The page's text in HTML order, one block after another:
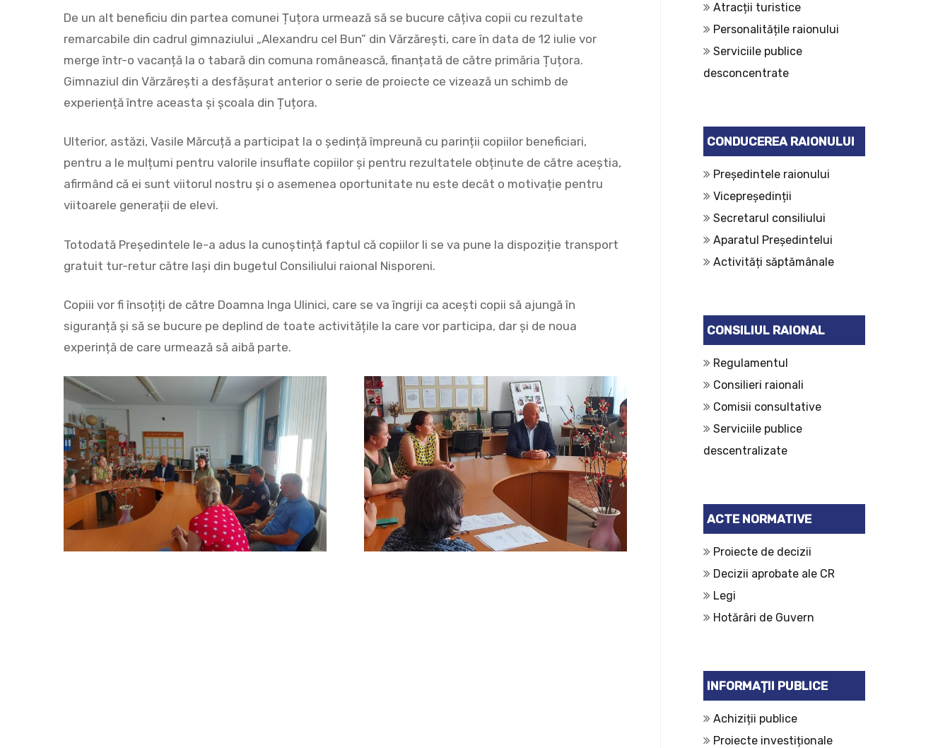
De un alt beneficiu din partea comunei Țuțora urmează să se bucure câțiva copii cu rezultate
remarcabile din cadrul gimnaziului „Alexandru cel Bun” din Vărzărești, care în data de 12 iulie vor
merge într-o vacanță la o tabară din comuna românească, finanțată de către primăria Țuțora.
Gimnaziul din Vărzărești a desfășurat anterior o serie de proiecte ce vizează un schimb de
experiență între aceasta și școala din Țuțora.
Ulterior, astăzi, Vasile Mărcuță a participat la o ședință împreună cu parinții copiilor beneficiari,
pentru a le mulțumi pentru valorile insuflate copiilor și pentru rezultatele obținute de către aceștia,
afirmând că ei sunt viitorul nostru și o asemenea oportunitate nu este decât o motivație pentru
viitoarele generații de elevi.
Totodată Președintele le-a adus la cunoștință faptul că copiilor li se va pune la dispoziție transport
gratuit tur-retur către Iași din bugetul Consiliului raional Nisporeni.
Copiii vor fi însoțiți de către Doamna Inga Ulinici, care se va îngriji ca acești copii să ajungă în
siguranță și să se bucure pe deplind de toate activitățile la care vor participa, dar și de noua
experință de care urmează să aibă parte.
Atracții turistice
Personalitățile raionului
Serviciile publice
desconcentrate
CONDUCEREA RAIONULUI
Președintele raionului
Vicepreședinții
Secretarul consiliului
Aparatul Președintelui
Activități săptămânale
CONSILIUL RAIONAL
Regulamentul
Consilieri raionali
Comisii consultative
Serviciile publice
descentralizate
ACTE NORMATIVE
Proiecte de decizii
Decizii aprobate ale CR
Legi
Hotărâri de Guvern
INFORMAȚII PUBLICE
Achiziții publice
Proiecte investiționale